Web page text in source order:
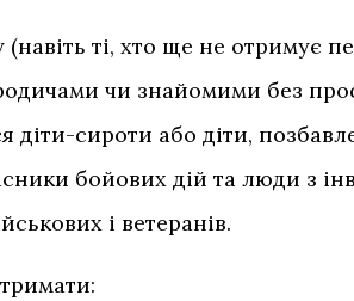
ті, хто ще не отримує
родичами чи знайомими без
діти-сироти або діти,
бойових дій та люди з
і ветеранів.